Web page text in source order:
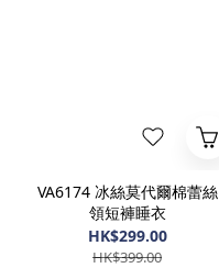
VA6174 冰絲莫代爾棉蕾絲
領短褲睡衣
HK$299.00
HK$399.00